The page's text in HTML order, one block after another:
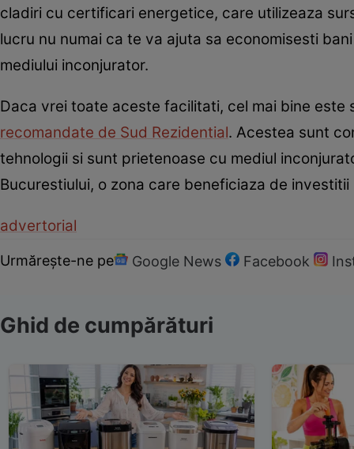
cladiri cu certificari energetice, care utilizeaza
lucru nu numai ca te va ajuta sa economisesti
mediului inconjurator.
Daca vrei toate aceste facilitati, cel mai bine
recomandate de Sud Rezidential. Acestea sunt
tehnologii si sunt prietenoase cu mediul
Bucurestiului, o zona care beneficiaza de
advertorial
Urmărește-ne pe Google News Facebook
Ghid de cumpărături